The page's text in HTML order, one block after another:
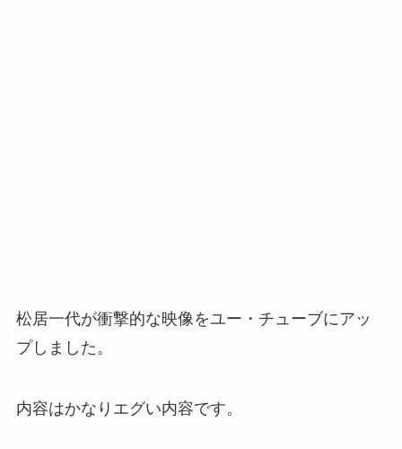
松居一代が衝撃的な映像をユー・チューブにアッ
プしました。
内容はかなりエグい内容です。